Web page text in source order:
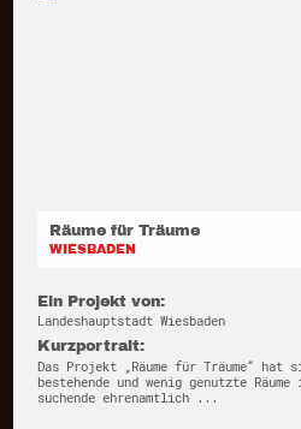
Räume für Träume
WIESBADEN
Ein Projekt von:
Landeshauptstadt Wiesbaden
Kurzportrait:
Das Projekt „Räume für Träume“ hat
bestehende und wenig genutzte Räume
suchende ehrenamtlich ...